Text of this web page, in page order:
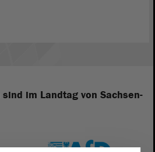
im Landtag von Sachsen-